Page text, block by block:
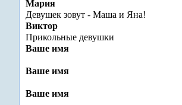
Мария
Девушек зовут - Маша и Яна!
Виктор
Прикольные девушки
Ваше имя
Ваше имя
Ваше имя